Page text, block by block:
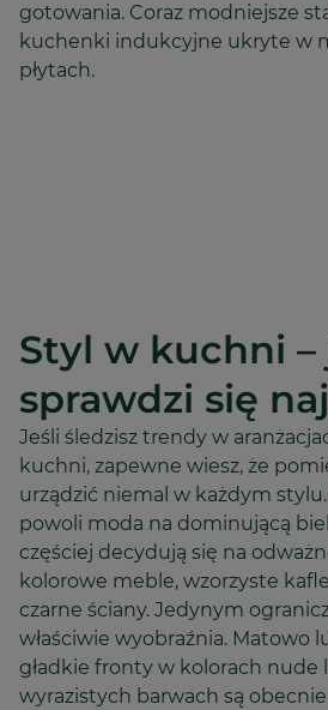
gotowania. Coraz modniejsze
kuchenki indukcyjne ukryte w
płytach.
Styl w kuchni –
sprawdzi się
Jeśli śledzisz trendy w
kuchni, zapewne wiesz, że
urządzić niemal w każdym
powoli moda na dominującą
częściej decydują się na
kolorowe meble, wzorzyste
czarne ściany. Jedynym
właściwie wyobraźnia. Matowo
gładkie fronty w kolorach nude
wyrazistych barwach są